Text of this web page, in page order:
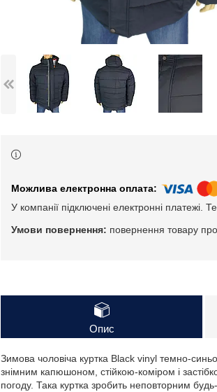
У компанії підключені електронні
повернення товару
Опис
Зимова чоловіча куртка Black vinyl темно-
знімним капюшоном, стійкою-коміром і
погоду. Така куртка зробить неповторним